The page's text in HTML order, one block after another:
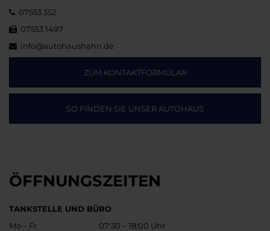
07553 352
07553 1497
info@autohaushahn.de
ZUM KONTAKTFORMULAR
SO FINDEN SIE UNSER AUTOHAUS
ÖFFNUNGSZEITEN
TANKSTELLE UND BÜRO
Mo – Fr
07:30 – 18:00 Uhr